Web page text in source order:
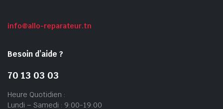
info@allo-reparateur.tn
Besoin d’aide ?
70 13 03 03
Heure Quotidien :
Lundi – Samedi : 9:00-19:00